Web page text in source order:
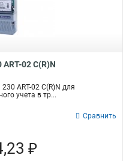
02 С(R)N
АRT-02 С(R)N для
учета в тр...
Сравнить
₽